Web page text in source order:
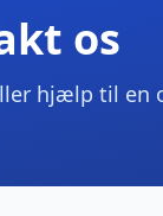
os
hjælp til en